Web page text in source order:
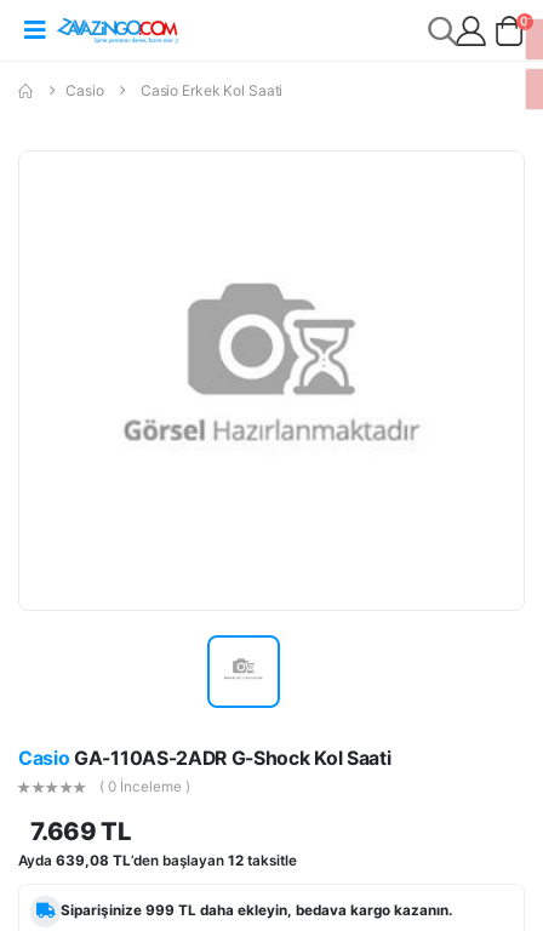
0
Casio Casio Erkek Kol Saati
Casio GA-110AS-2ADR G-Shock Kol Saati
( 0 İnceleme )
7.669 TL
Ayda 639,08 TL’den başlayan 12 taksitle
Siparişinize999 TL daha ekleyin, bedava kargo kazanın.